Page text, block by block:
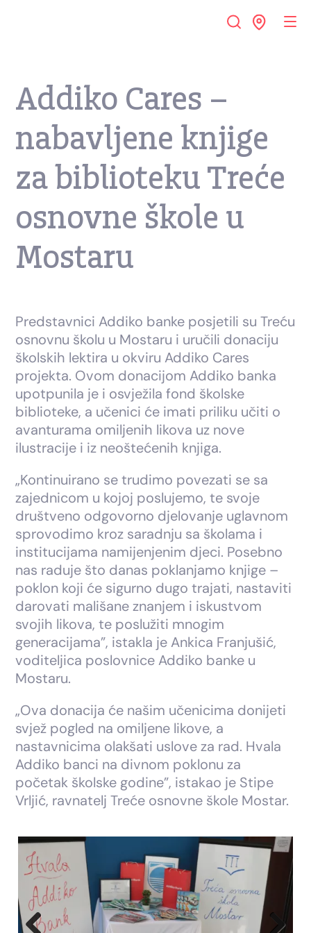
Addiko Cares –
nabavljene knjige
za biblioteku Treće
osnovne škole u
Mostaru
Predstavnici Addiko banke posjetili su Treću
osnovnu školu u Mostaru i uručili donaciju
školskih lektira u okviru Addiko Cares
projekta. Ovom donacijom Addiko banka
upotpunila je i osvježila fond školske
biblioteke, a učenici će imati priliku učiti o
avanturama omiljenih likova uz nove
ilustracije i iz neoštećenih knjiga.
„Kontinuirano se trudimo povezati se sa
zajednicom u kojoj poslujemo, te svoje
društveno odgovorno djelovanje uglavnom
sprovodimo kroz saradnju sa školama i
institucijama namijenjenim djeci. Posebno
nas raduje što danas poklanjamo knjige –
poklon koji će sigurno dugo trajati, nastaviti
darovati mališane znanjem i iskustvom
svojih likova, te poslužiti mnogim
generacijama”, istakla je Ankica Franjušić,
voditeljica poslovnice Addiko banke u
Mostaru.
„Ova donacija će našim učenicima donijeti
svjež pogled na omiljene likove, a
nastavnicima olakšati uslove za rad. Hvala
Addiko banci na divnom poklonu za
početak školske godine”, istakao je Stipe
Vrljić, ravnatelj Treće osnovne škole Mostar.